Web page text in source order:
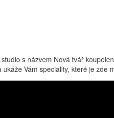
s názvem Nová tvář
Vám speciality, které je zde